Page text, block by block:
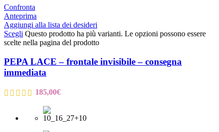
Confronta
Anteprima
Aggiungi alla lista dei desideri
Scegli Questo prodotto ha più varianti. Le opzioni possono essere
scelte nella pagina del prodotto
PEPA LACE – frontale invisibile – consegna
immediata
185,00€